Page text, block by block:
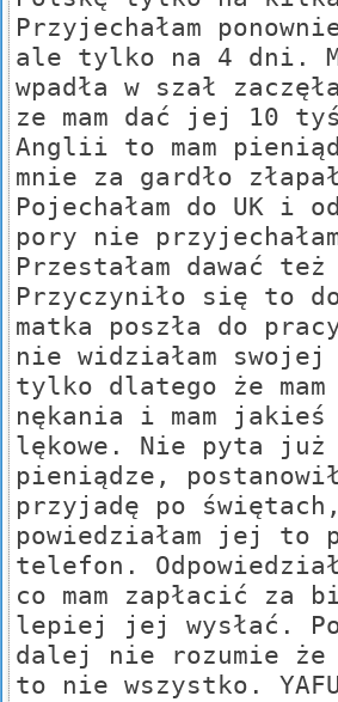
Przyjechałam
ale tylko na 4 dni.
wpadła w szał
ze mam dać jej 10
Anglii to mam
mnie za gardło
Pojechałam do UK i
pory nie
Przestałam dawać
Przyczyniło się to
matka poszła do
nie widziałam
tylko dlatego że mam
nękania i mam jakieś
lękowe. Nie pyta już
pieniądze,
przyjadę po świętach,
powiedziałam jej to
telefon.
co mam zapłacić za
lepiej jej wysłać.
dalej nie rozumie że
to nie wszystko.